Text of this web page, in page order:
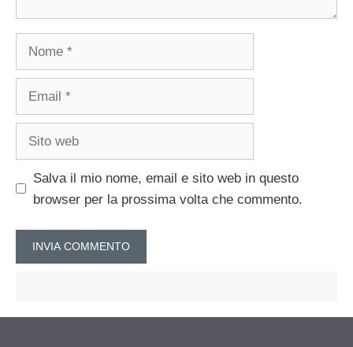
Salva il mio nome, email e sito web in questo
browser per la prossima volta che commento.